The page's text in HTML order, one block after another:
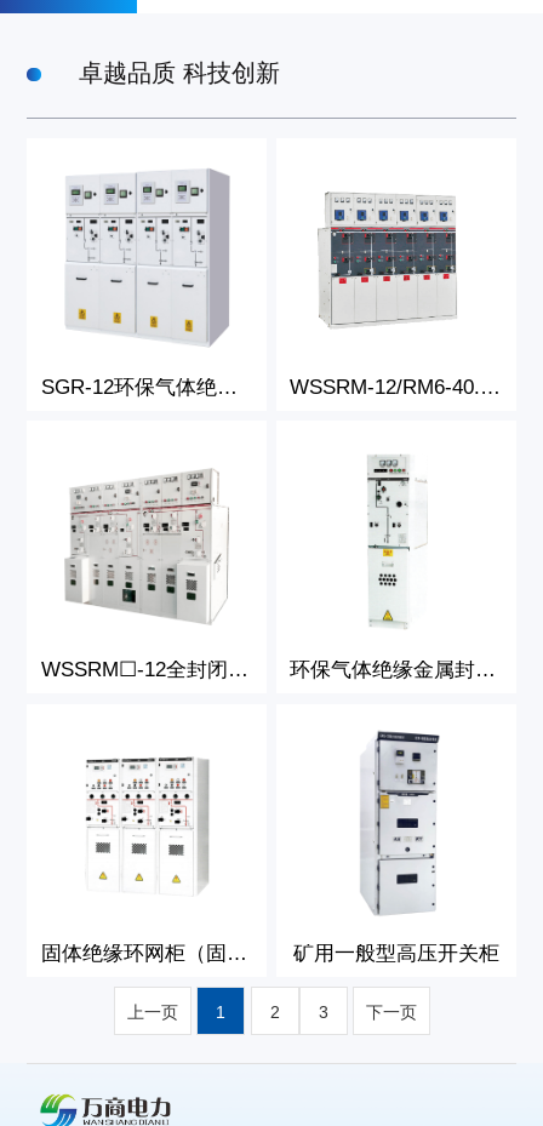
矿用开关柜系列
电缆分支箱系列
应用领域
人力资源
卓越品质 科技创新
SGR-12环保气体绝缘开关柜 WSSRM-12/RM6-40.5全封闭全绝缘充气式环网开关设备
WSSRM☐-12全封闭全绝缘充气式环网开关设备 环保气体绝缘金属封闭式开关设备
固体绝缘环网柜（固体柜） 矿用一般型高压开关柜
上一页 1 2 3 下一页